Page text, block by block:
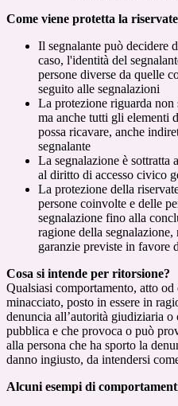
Come viene protetta la
Il segnalante può decidere
caso, l'identità del
persone diverse da quelle
seguito alle segnalazioni
La protezione riguarda
ma anche tutti gli elementi
possa ricavare, anche
segnalante
La segnalazione è sottratta
al diritto di accesso civico
La protezione della
persone coinvolte e delle
segnalazione fino alla
ragione della
garanzie previste in favore
Cosa si intende per ritorsione?
Qualsiasi comportamento, atto
minacciato, posto in essere in
denuncia all’autorità giudiziaria
pubblica e che provoca o può
alla persona che ha sporto la
danno ingiusto, da intendersi
Alcuni esempi di